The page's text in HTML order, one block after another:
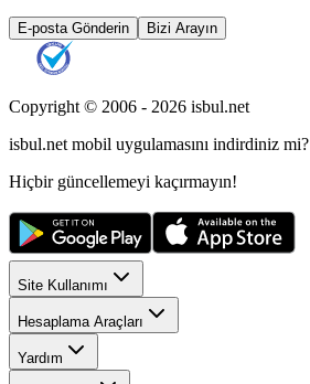
E-posta Gönderin Bizi Arayın
Copyright © 2006 - 2026 isbul.net
isbul.net mobil uygulamasını indirdiniz mi?
Hiçbir güncellemeyi kaçırmayın!
Site Kullanımı
Hesaplama Araçları
Yardım